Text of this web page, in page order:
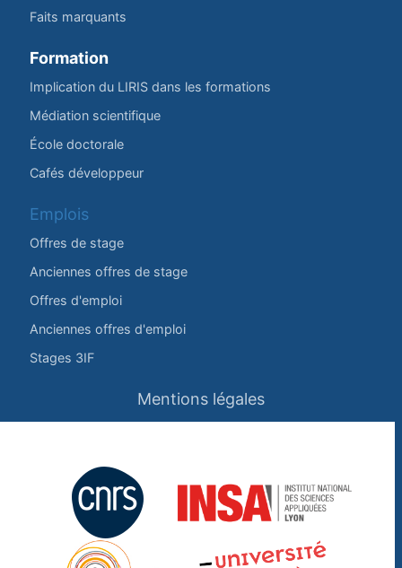
Faits marquants
Formation
Implication du LIRIS dans les formations
Médiation scientifique
École doctorale
Cafés développeur
Emplois
Offres de stage
Anciennes offres de stage
Offres d'emploi
Anciennes offres d'emploi
Stages 3IF
Mentions légales